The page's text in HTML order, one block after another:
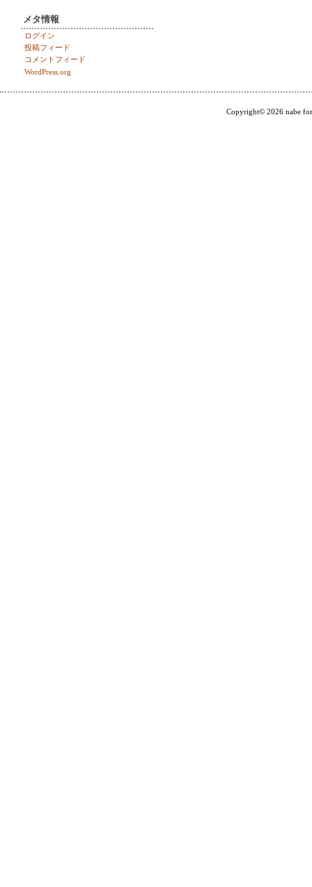
メタ情報
ログイン
投稿フィード
コメントフィード
WordPress.org
Copyright© 2026 nabe